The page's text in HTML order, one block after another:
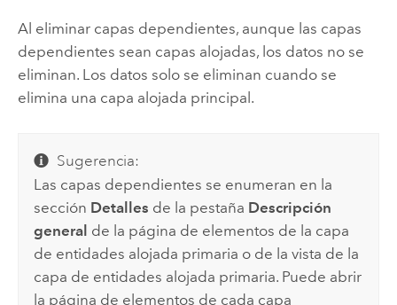
Al eliminar capas dependientes, aunque las capas
dependientes sean capas alojadas, los datos no se
eliminan. Los datos solo se eliminan cuando se
elimina una capa alojada principal.
Sugerencia:
Las capas dependientes se enumeran en la
sección Detalles de la pestaña Descripción
general de la página de elementos de la capa
de entidades alojada primaria o de la vista de la
capa de entidades alojada primaria. Puede abrir
la página de elementos de cada capa